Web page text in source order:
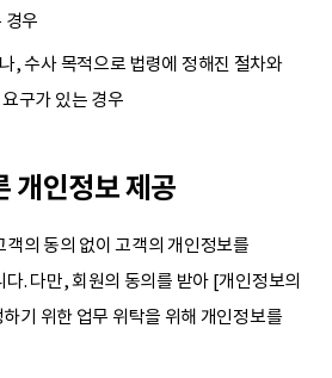
경우
, 수사 목적으로 법령에 정해진 절차와
구가 있는 경우
개인정보 제공
의 동의 없이 고객의 개인정보를
. 다만, 회원의 동의를 받아 [개인정보의
기 위한 업무 위탁을 위해 개인정보를